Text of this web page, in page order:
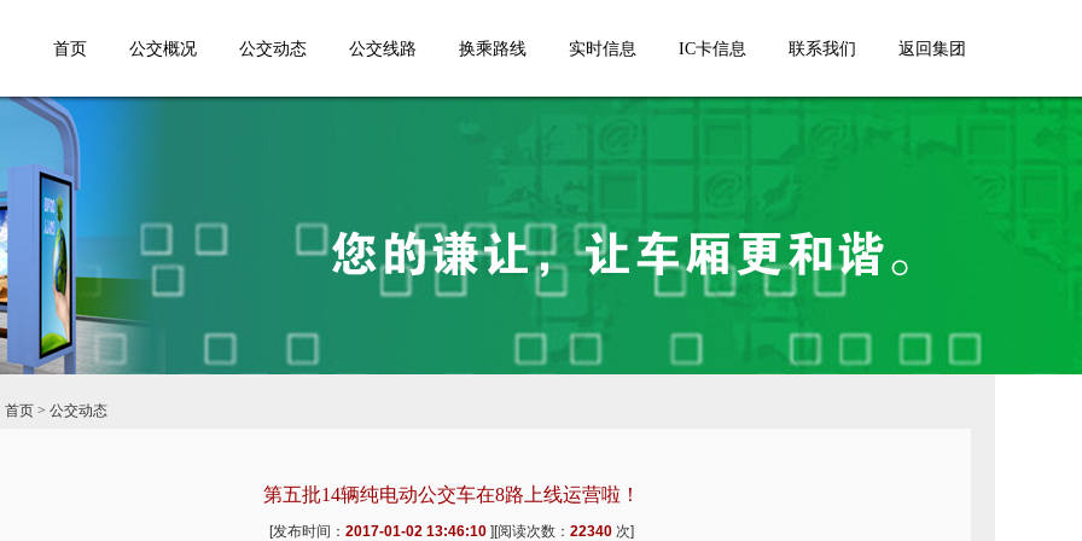
首页 公交概况 公交动态 公交线路 换乘路线 实时信息 IC卡信息 联系我们 返回集团
首页 > 公交动态
第五批14辆纯电动公交车在8路上线运营啦！
[发布时间： 2017-01-02 13:46:10 ][阅读次数： 22340 次]